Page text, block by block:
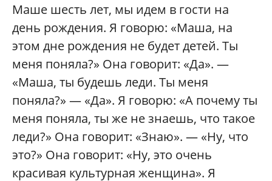
Маше шесть лет, мы идем в гости на
день рождения. Я говорю: «Маша, на
этом дне рождения не будет детей. Ты
меня поняла?» Она говорит: «Да». —
«Маша, ты будешь леди. Ты меня
поняла?» — «Да». Я говорю: «А почему ты
меня поняла, ты же не знаешь, что такое
леди?» Она говорит: «Знаю». — «Ну, что
это?» Она говорит: «Ну, это очень
красивая культурная женщина». Я